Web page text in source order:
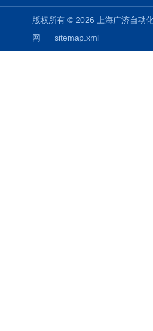
版权所有 © 2026 上海广济自
网
sitemap.xml